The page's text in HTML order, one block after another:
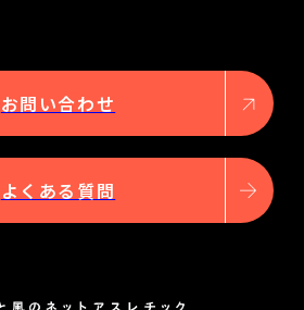
お問い合わせ
よくある質問